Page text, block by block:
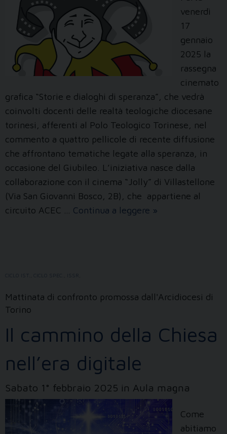
venerdì
17
gennaio
2025 la
rassegna
cinemato
grafica “Storie e dialoghi di speranza”, che vedrà
coinvolti docenti delle realtà teologiche diocesane
torinesi, afferenti al Polo Teologico Torinese, nel
commento a quattro pellicole di recente diffusione
che affrontano tematiche legate alla speranza, in
occasione del Giubileo. L’iniziativa nasce dalla
collaborazione con il cinema “Jolly” di Villastellone
(Via San Giovanni Bosco, 2B), che appartiene al
circuito ACEC … Continua a leggere La
»
CICLO IST.
Mattinata di confronto promossa dall'Arcidiocesi di
Torino
Il cammino della Chiesa
nell’era digitale
Sabato 1° febbraio 2025 in Aula magna
Come
abitiamo